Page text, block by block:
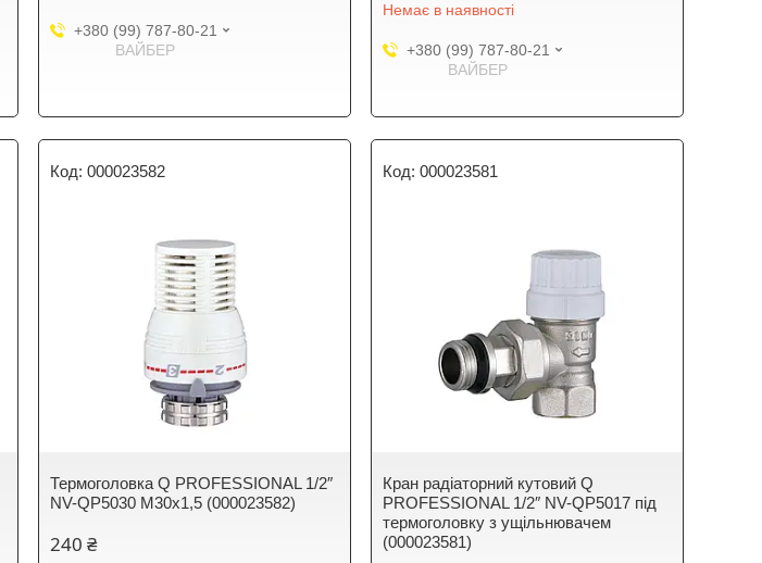
+380 (99) 787-80-21
ВАЙБЕР
Немає в наявності
+380 (99) 787-80-21
ВАЙБЕР
000023582
Термоголовка Q PROFESSIONAL 1/2″
NV-QP5030 M30х1,5 (000023582)
240 ₴
000023581
Кран радіаторний кутовий Q
PROFESSIONAL 1/2″ NV-QP5017 під
термоголовку з ущільнювачем
(000023581)